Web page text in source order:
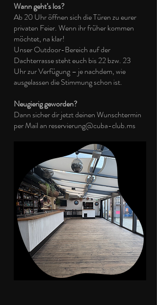
Wann geht’s los?
Ab 20 Uhr öffnen sich die Türen zu eurer
privaten Feier. Wenn ihr früher kommen
möchtet, na klar!
Unser Outdoor-Bereich auf der
Dachterrasse steht euch bis 22 bzw. 23
Uhr zur Verfügung – je nachdem, wie
ausgelassen die Stimmung schon ist.
Neugierig geworden?
Dann sicher dir jetzt deinen Wunschtermin
per Mail an reservierung@cuba-club.ms